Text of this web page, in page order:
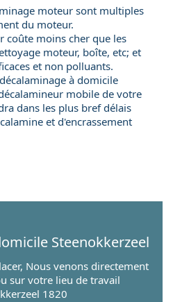
moteur sont multiples
du moteur.
coûte moins cher que les
moteur, boîte, etc; et
et non polluants.
décalaminage à domicile
mobilede votre
dans les plus bref délais
et d'encrassement
Steenokkerzeel
Nous venons directement
sur votre lieu de travail
1820